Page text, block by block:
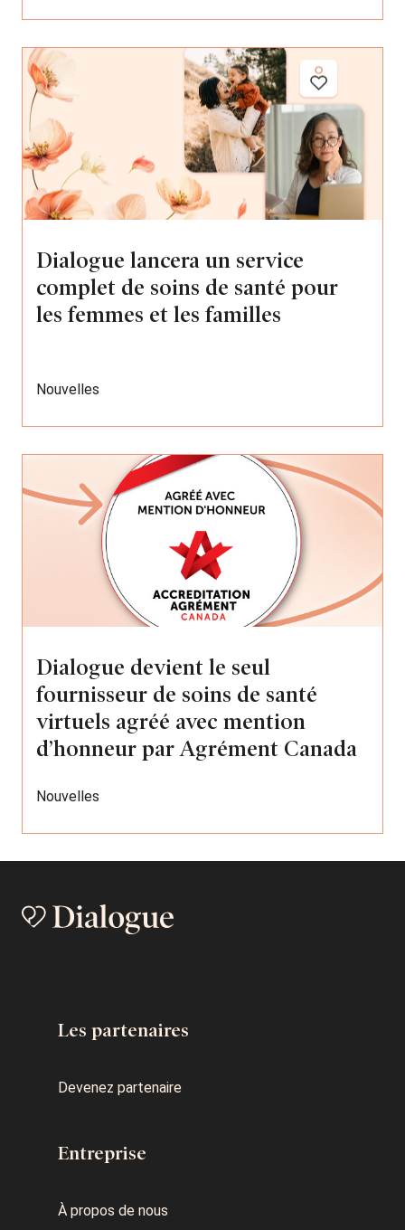
Dialogue lancera un service
complet de soins de santé pour
les femmes et les familles
Nouvelles
Dialogue devient le seul
fournisseur de soins de santé
virtuels agréé avec mention
d’honneur par Agrément Canada
Nouvelles
Les partenaires
Devenez partenaire
Entreprise
À propos de nous